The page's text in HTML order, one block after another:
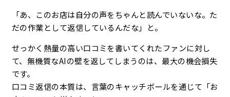
「あ、このお店は自分の声をちゃんと読んでいないな。た
だの作業として返信しているんだな」と。
せっかく熱量の高い口コミを書いてくれたファンに対し
て、無機質なAIの壁を返してしまうのは、最大の機会損失
です。
口コミ返信の本質は、言葉のキャッチボールを通じて「お